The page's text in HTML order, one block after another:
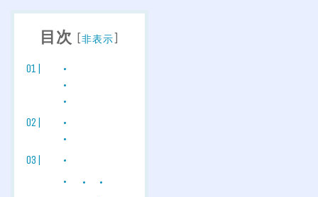
目次 [非表示]